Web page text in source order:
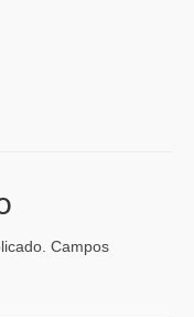
Campos